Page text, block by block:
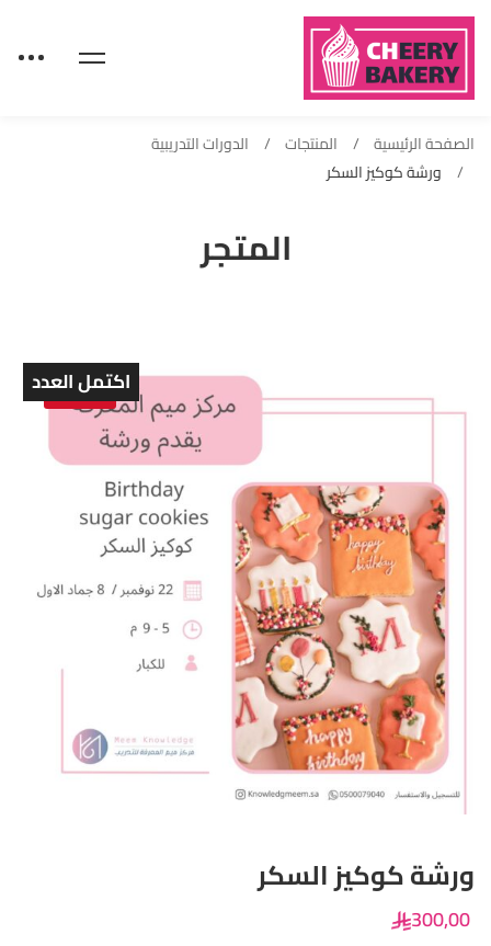
المتجر
الصفحة الرئيسية المنتجات
الدورات التدريبية
ورشة كوكيز السكر
Sold out
اكتمل العدد
ورشة كوكيز السكر
300,00